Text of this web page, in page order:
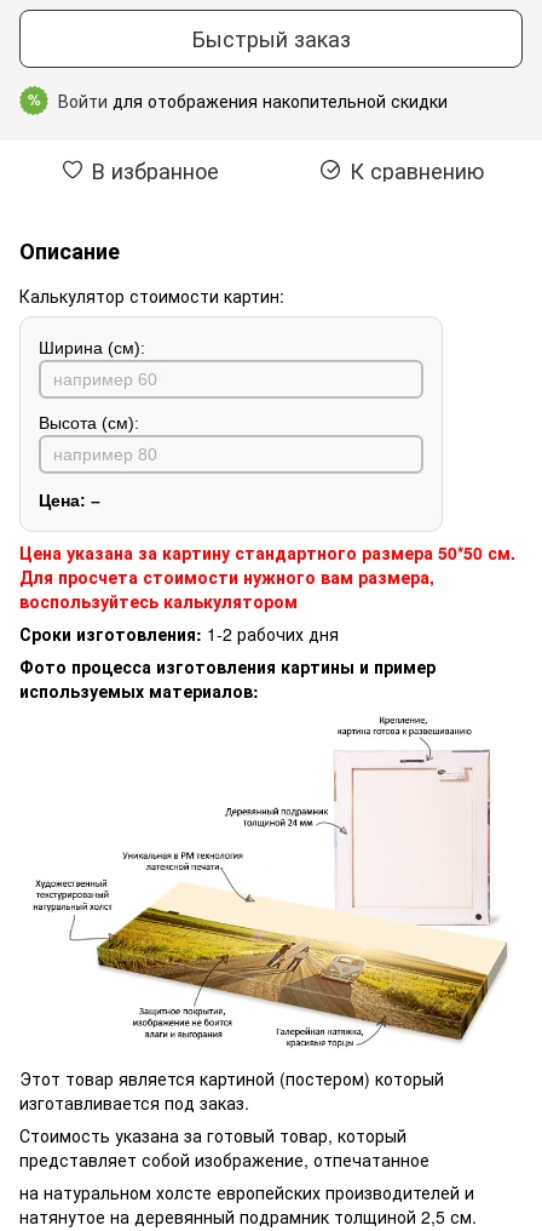
Быстрый заказ
% Войти для отображения накопительной скидки
В избранное К сравнению
Описание
Калькулятор стоимости картин:
Ширина (см):
Высота (см):
Цена: –
Цена указана за картину стандартного размера 50*50 см.
Для просчета стоимости нужного вам размера,
воспользуйтесь калькулятором
Сроки изготовления: 1-2 рабочих дня
Фото процесса изготовления картины и пример
используемых материалов:
Этот товар является картиной (постером) который
изготавливается под заказ.
Стоимость указана за готовый товар, который
представляет собой изображение, отпечатанное
на натуральном холсте европейских производителей и
натянутое на деревянный подрамник толщиной 2,5 см.